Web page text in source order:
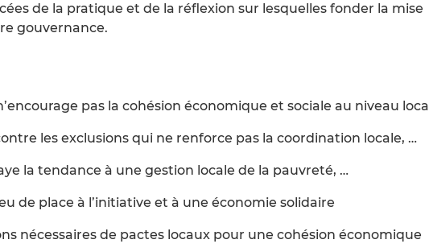
de la pratique et de la réflexion sur lesquelles fonder la mise
gouvernance.
pas la cohésion économique et sociale au niveau local
les exclusions qui ne renforce pas la coordination locale, …
la tendance à une gestion locale de la pauvreté, …
de place à l’initiative et à une économie solidaire
nécessaires de pactes locaux pour une cohésion économique